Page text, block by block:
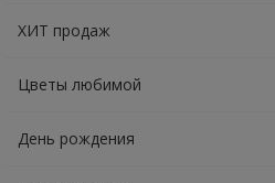
ХИТ продаж
Цветы любимой
День рождения